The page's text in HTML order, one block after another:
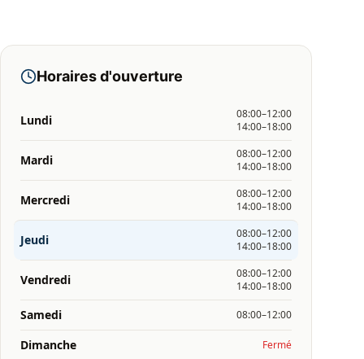
Horaires d'ouverture
Lundi
08:00–12:00
14:00–18:00
Mardi
08:00–12:00
14:00–18:00
Mercredi
08:00–12:00
14:00–18:00
Jeudi
08:00–12:00
14:00–18:00
Vendredi
08:00–12:00
14:00–18:00
Samedi 08:00–12:00
Dimanche Fermé